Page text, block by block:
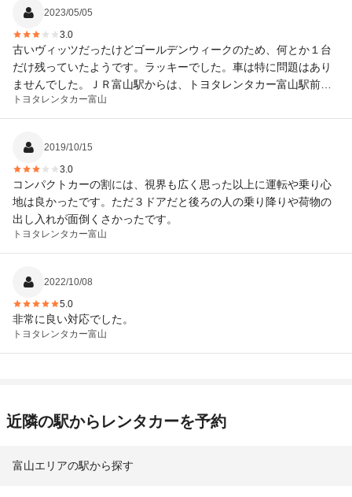
2023/05/05
3.0
古いヴィッツだったけどゴールデンウィークのため、何とか１台
だけ残っていたようです。ラッキーでした。車は特に問題はあり
ませんでした。ＪＲ富山駅からは、トヨタレンタカー富山駅前店
から送迎していただけるということでしたが、ゴールデンウィー
クのため、そのサービスはないということでした。場所も分から
いなかったです。ただ、返却は駅前店でよかったので、助かりま
した。
トヨタレンタカー富山
2019/10/15
3.0
コンパクトカーの割には、視界も広く思った以上に運転や乗り心
地は良かったです。ただ３ドアだと後ろの人の乗り降りや荷物の
出し入れが面倒くさかったです。
トヨタレンタカー富山
2022/10/08
5.0
非常に良い対応でした。
トヨタレンタカー富山
近隣の駅からレンタカーを予約
富山エリアの駅から探す